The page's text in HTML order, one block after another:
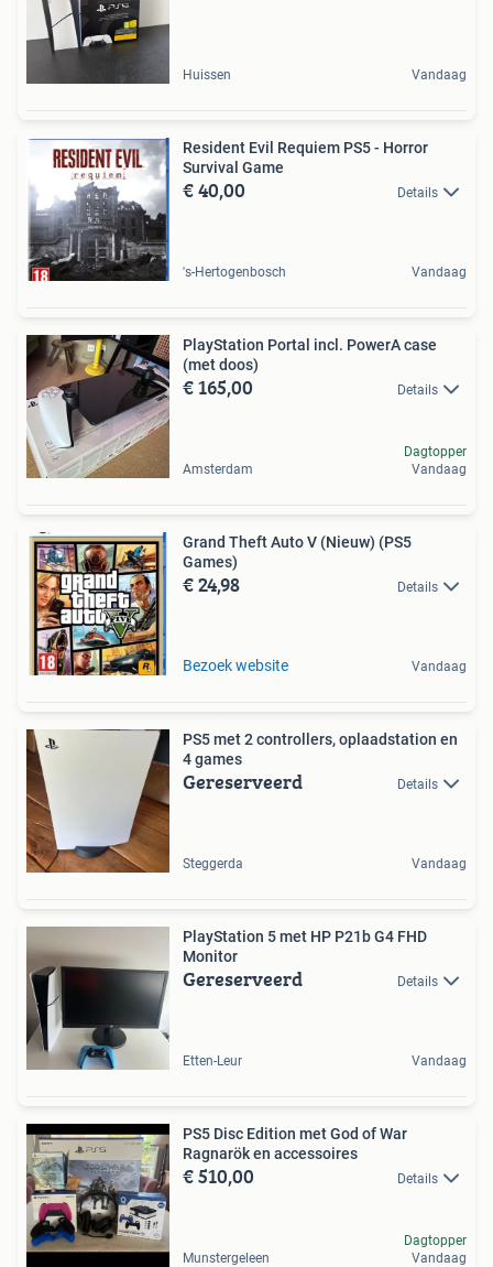
Huissen Vandaag
Resident Evil Requiem PS5 - Horror
Survival Game
€ 40,00 Details
's-Hertogenbosch Vandaag
PlayStation Portal incl. PowerA case
(met doos)
€ 165,00 Details
Amsterdam
Dagtopper
Vandaag
Grand Theft Auto V (Nieuw) (PS5
Games)
€ 24,98 Details
Bezoek website Vandaag
PS5 met 2 controllers, oplaadstation en
4 games
Gereserveerd Details
Steggerda Vandaag
PlayStation 5 met HP P21b G4 FHD
Monitor
Gereserveerd Details
Etten-Leur Vandaag
PS5 Disc Edition met God of War
Ragnarök en accessoires
€ 510,00 Details
Munstergeleen
Dagtopper
Vandaag